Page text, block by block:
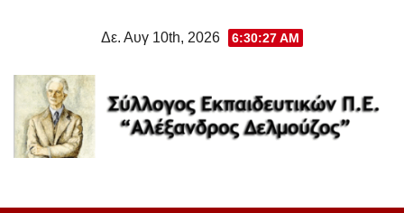
Δε. Αυγ 10th, 2026 6:30:28 AM